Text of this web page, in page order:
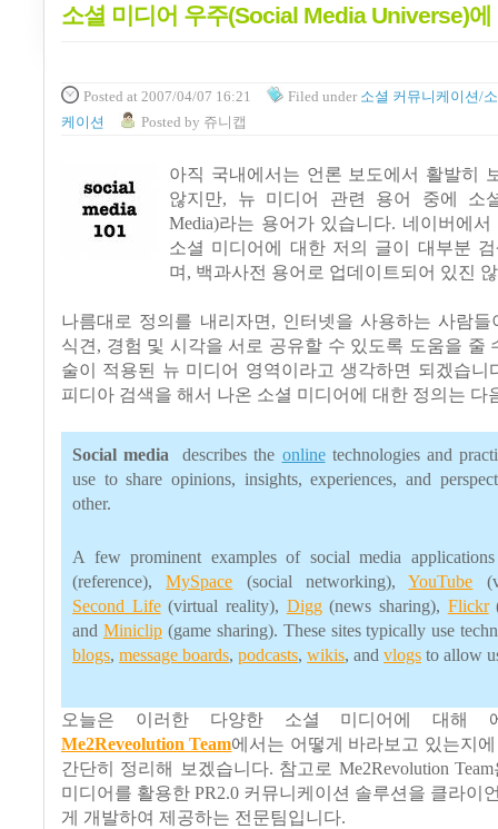
소셜 미디어 우주(Social Media Universe)에
Posted at 2007/04/07 16:21 Filed under 소셜 커뮤니케이션/
케이션
Posted by 쥬니캡
아직 국내에서는 언론 보도에서 활발히
않지만, 뉴 미디어 관련 용어 중에 소
Media)라는 용어가 있습니다. 네이버에
소셜 미디어에 대한 저의 글이 대부분
며, 백과사전 용어로 업데이트되어 있진
나름대로 정의를 내리자면, 인터넷을 사용하는 사람
식견, 경험 및 시각을 서로 공유할 수 있도록 도움을 줄
술이 적용된 뉴 미디어 영역이라고 생각하면 되겠습니
피디아 검색을 해서 나온 소셜 미디어에 대한 정의는 다
Social media describes the onlinetechnologies and
use to share opinions, insights, experiences, and
other.
A few prominent examples of social media
(reference),MySpace (social networking),YouTube
Second Life(virtual reality), Digg(news sharing), Flickr
and Miniclip(game sharing). These sites typically use
blogs, message boards, podcasts, wikis, and vlogs to allow
오늘은 이러한 다양한 소셜 미디어에 대해
Me2Reveolution Team에서는 어떻게 바라보고 있는지
간단히 정리해 보겠습니다. 참고로 Me2Revolution
미디어를 활용한 PR2.0 커뮤니케이션 솔루션을 클라이
게 개발하여 제공하는 전문팀입니다.